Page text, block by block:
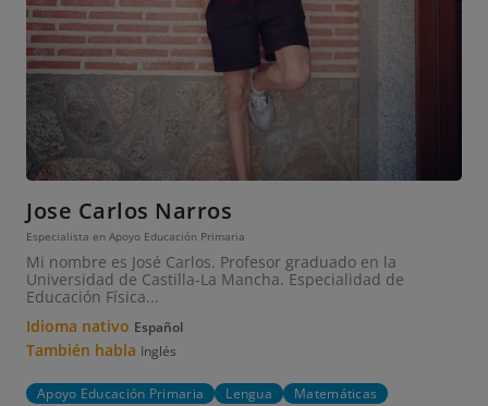
Jose Carlos Narros
Especialista en Apoyo Educación Primaria
Mi nombre es José Carlos. Profesor graduado en la
Universidad de Castilla-La Mancha. Especialidad de
Educación Física...
Idioma nativo Español
También habla Inglés
Apoyo Educación Primaria Lengua Matemáticas